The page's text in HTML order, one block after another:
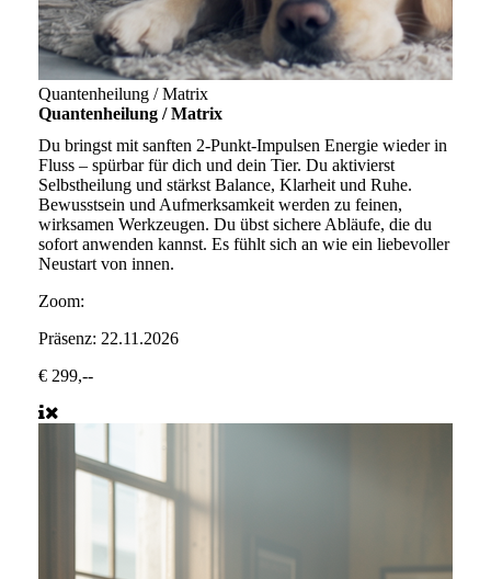
Quantenheilung / Matrix
Quantenheilung / Matrix
Du bringst mit sanften 2-Punkt-Impulsen Energie wieder in
Fluss – spürbar für dich und dein Tier. Du aktivierst
Selbstheilung und stärkst Balance, Klarheit und Ruhe.
Bewusstsein und Aufmerksamkeit werden zu feinen,
wirksamen Werkzeugen. Du übst sichere Abläufe, die du
sofort anwenden kannst. Es fühlt sich an wie ein liebevoller
Neustart von innen.
Zoom:
Präsenz: 22.11.2026
€ 299,--